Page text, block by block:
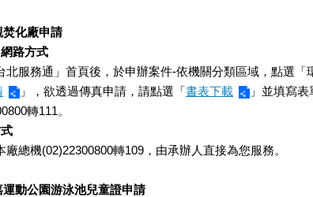
焚化廠申請
路方式
北服務通」首頁後， 於申辦案件-依機關分類區域，點選「
」，欲透過傳真申請，請點選「書表下載 」並填寫
轉111。
廠總機(02)22300800轉109，由承辦人直接為您服務。
運動公園游泳池兒童證申請